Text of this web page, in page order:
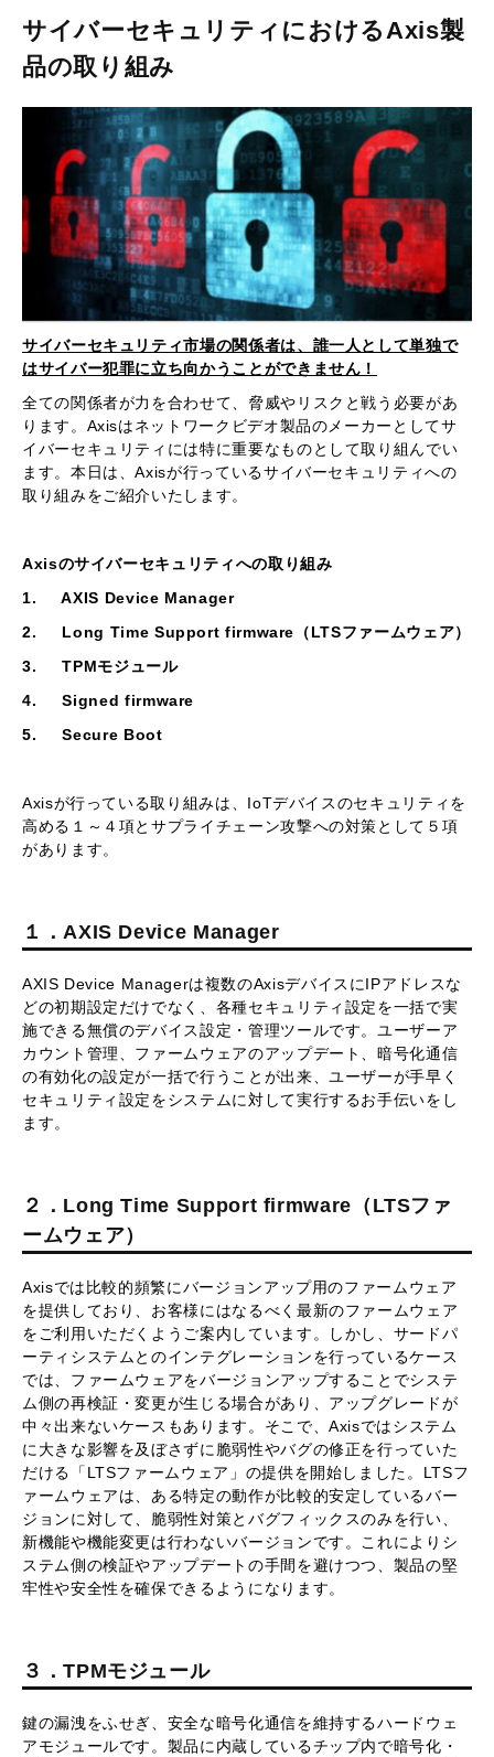
サイバーセキュリティにおけるAxis製
品の取り組み
サイバーセキュリティ市場の関係者は、誰一人として単独で
はサイバー犯罪に立ち向かうことができません！
全ての関係者が力を合わせて、脅威やリスクと戦う必要があ
ります。Axisはネットワークビデオ製品のメーカーとしてサ
イバーセキュリティには特に重要なものとして取り組んでい
ます。本日は、Axisが行っているサイバーセキュリティへの
取り組みをご紹介いたします。
Axisのサイバーセキュリティへの取り組み
1. AXIS Device Manager
2. Long Time Support firmware（LTSファームウェア）
3. TPMモジュール
4. Signed firmware
5. Secure Boot
Axisが行っている取り組みは、IoTデバイスのセキュリティを
高める１～４項とサプライチェーン攻撃への対策として５項
があります。
１．AXIS Device Manager
AXIS Device Managerは複数のAxisデバイスにIPアドレスな
どの初期設定だけでなく、各種セキュリティ設定を一括で実
施できる無償のデバイス設定・管理ツールです。ユーザーア
カウント管理、ファームウェアのアップデート、暗号化通信
の有効化の設定が一括で行うことが出来、ユーザーが手早く
セキュリティ設定をシステムに対して実行するお手伝いをし
ます。
２．Long Time Support firmware（LTSファ
ームウェア）
Axisでは比較的頻繁にバージョンアップ用のファームウェア
を提供しており、お客様にはなるべく最新のファームウェア
をご利用いただくようご案内しています。しかし、サードパ
ーティシステムとのインテグレーションを行っているケース
では、ファームウェアをバージョンアップすることでシステ
ム側の再検証・変更が生じる場合があり、アップグレードが
中々出来ないケースもあります。そこで、Axisではシステム
に大きな影響を及ぼさずに脆弱性やバグの修正を行っていた
だける「LTSファームウェア」の提供を開始しました。LTSフ
ァームウェアは、ある特定の動作が比較的安定しているバー
ジョンに対して、脆弱性対策とバグフィックスのみを行い、
新機能や機能変更は行わないバージョンです。これによりシ
ステム側の検証やアップデートの手間を避けつつ、製品の堅
牢性や安全性を確保できるようになります。
３．TPMモジュール
鍵の漏洩をふせぎ、安全な暗号化通信を維持するハードウェ
アモジュールです。製品に内蔵しているチップ内で暗号化・